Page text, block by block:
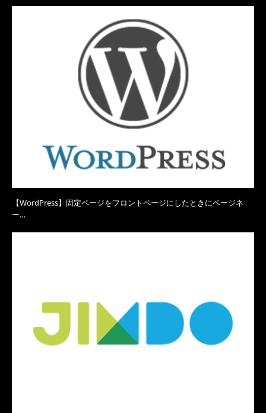
【WordPress】固定ページをフロントページにしたときにページネ
ー…